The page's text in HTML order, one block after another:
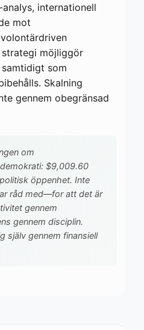
internationell
mot
strategi möjliggör
som
Skalning
gennem obegränsad
om
$9,009.60
öppenhet. Inte
råd med—for att det är
gennem
gennem disciplin.
själv gennem finansiell